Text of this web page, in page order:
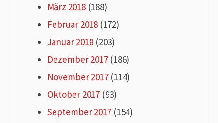
März 2018 (188)
Februar 2018 (172)
Januar 2018 (203)
Dezember 2017 (186)
November 2017 (114)
Oktober 2017 (93)
September 2017 (154)